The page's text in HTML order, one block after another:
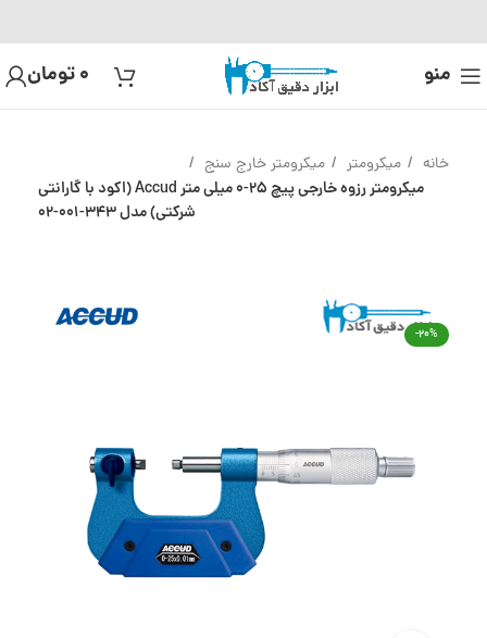
منو 0تومان
خانه میکرومتر میکرومتر خارج سنج
میکرومتر رزوه خارجی پیچ 25-0 میلی متر Accud (اکود با گارانتی
شرکتی) مدل 343-001-02
-20%